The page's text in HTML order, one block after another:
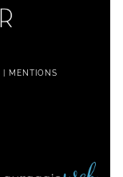
MENTIONS